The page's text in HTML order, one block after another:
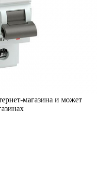
магазина и может